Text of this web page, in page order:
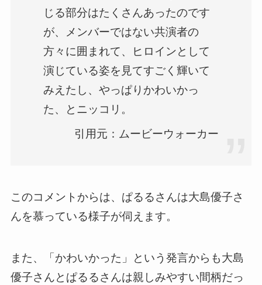
じる部分はたくさんあったのです
が、メンバーではない共演者の
方々に囲まれて、ヒロインとして
演じている姿を見てすごく輝いて
みえたし、やっぱりかわいかっ
た、とニッコリ。
引用元：ムービーウォーカー
このコメントからは、ぱるるさんは大島優子さ
んを慕っている様子が伺えます。
また、「かわいかった」という発言からも大島
優子さんとぱるるさんは親しみやすい間柄だっ